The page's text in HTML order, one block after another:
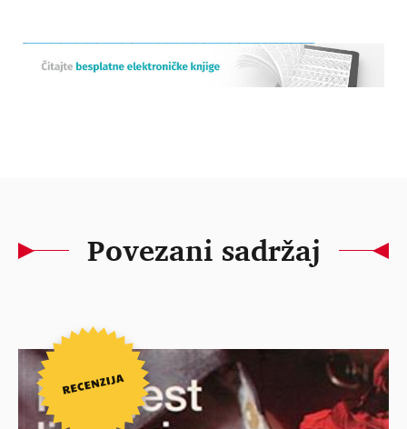
Povezani sadržaj